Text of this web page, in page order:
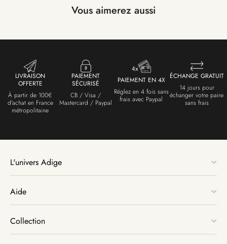
Vous aimerez aussi
LIVRAISON
OFFERTE
À partir de 100€
d'achat en France
métropolitaine
PAIEMENT
SÉCURISÉ
CB / Visa /
Mastercard / Paypal
PAIEMENT EN 4X
Réglez en 4 fois sans
frais avec Paypal
ÉCHANGE GRATUIT
14 jours pour
échanger votre paire
sans frais
L'univers Adige
Aide
Collection